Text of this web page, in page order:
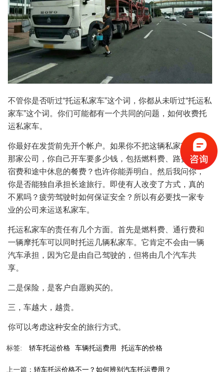
不管你是否听过“托运私家车”这个词，你都从未听过“托运私
家车”这个词。你们可能都有一个共同的问题，如何收费托
运私家车。
你最好在发货前先开个帐户。如果你不把这辆私家车交给
那家公司，你自己开车要多少钱，包括燃料费、路费、住
宿费和途中休息的餐费？也许你能弄明白。然后我问你，
你是否能独自承担长途旅行。即使有人改变了方式，真的
不累吗？疲劳驾驶时如何保证安全？所以有必要找一家专
业的公司来运送私家车。
托运私家车的责任有几个方面。首先是燃料费、通行费和
一辆摩托车可以同时托运几辆私家车。它肯定不会由一辆
汽车承担，因为它是由自己驾驶的，但将由几个汽车共
享。
二是保险，是客户自愿购买的。
三，车越大，越贵。
你可以考虑这种安全的旅行方式。
标签: 轿车托运价格 车辆托运费用 托运车的价格
上一篇：轿车托运价格不一？如何辨别汽车托运费用？